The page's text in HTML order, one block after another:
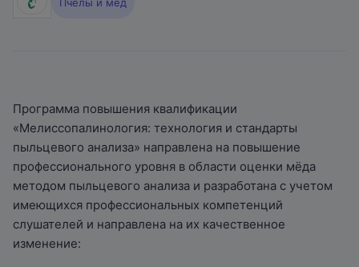
Программа повышения квалификации
«Мелиссопалинология: технология и стандарты
пыльцевого анализа» направлена на повышение
профессионального уровня в области оценки мёда
методом пыльцевого анализа и разработана с учетом
имеющихся профессиональных компетенций
слушателей и направлена на их качественное
изменение: